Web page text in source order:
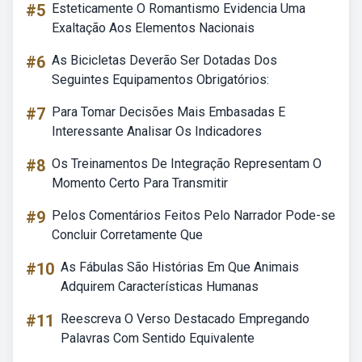
#5 Esteticamente O Romantismo Evidencia Uma
Exaltação Aos Elementos Nacionais
#6 As Bicicletas Deverão Ser Dotadas Dos
Seguintes Equipamentos Obrigatórios:
#7 Para Tomar Decisões Mais Embasadas E
Interessante Analisar Os Indicadores
#8 Os Treinamentos De Integração Representam O
Momento Certo Para Transmitir
#9 Pelos Comentários Feitos Pelo Narrador Pode-se
Concluir Corretamente Que
#10 As Fábulas São Histórias Em Que Animais
Adquirem Características Humanas
#11
Reescreva O Verso Destacado Empregando
Palavras Com Sentido Equivalente